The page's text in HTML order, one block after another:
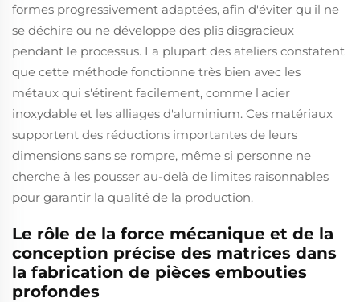
formes progressivement adaptées, afin d'éviter qu'il ne
se déchire ou ne développe des plis disgracieux
pendant le processus. La plupart des ateliers constatent
que cette méthode fonctionne très bien avec les
métaux qui s'étirent facilement, comme l'acier
inoxydable et les alliages d'aluminium. Ces matériaux
supportent des réductions importantes de leurs
dimensions sans se rompre, même si personne ne
cherche à les pousser au-delà de limites raisonnables
pour garantir la qualité de la production.
Le rôle de la force mécanique et de la
conception précise des matrices dans
la fabrication de pièces embouties
profondes